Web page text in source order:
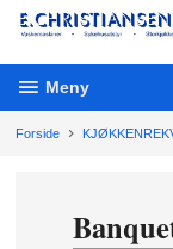
Gå
innholdet
Meny
Forside